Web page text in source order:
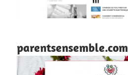
parentsensemble.com